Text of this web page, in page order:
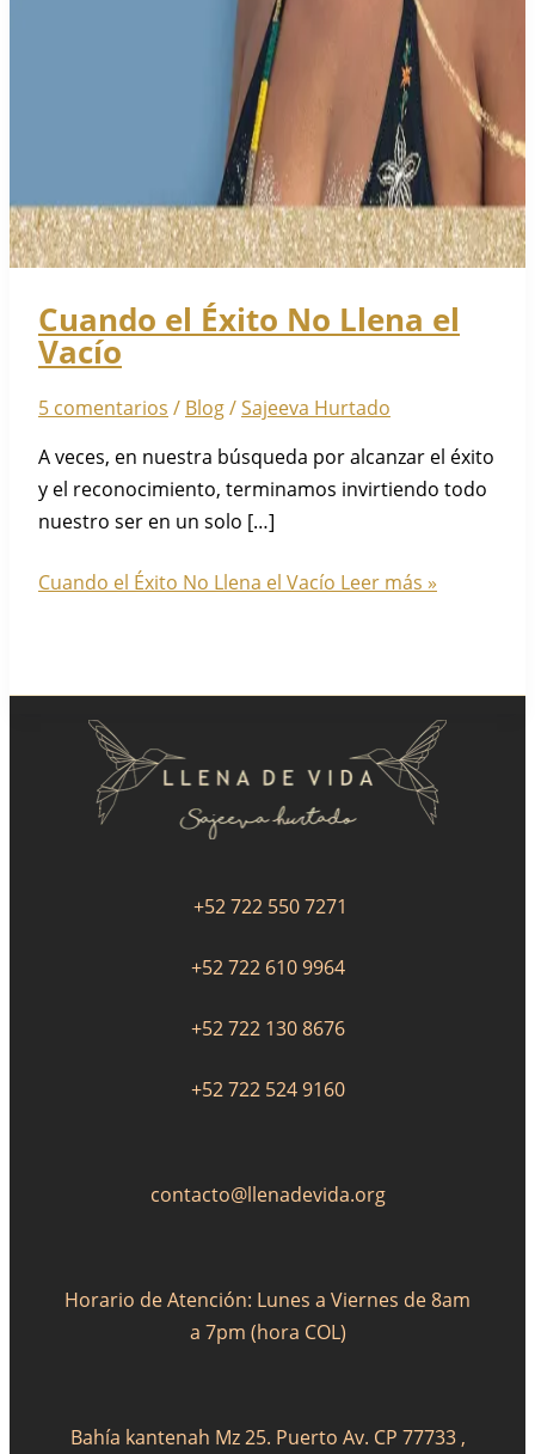
Cuando el Éxito No Llena el
Vacío
5 comentarios / Blog/Sajeeva Hurtado
A veces, en nuestra búsqueda por alcanzar el éxito
y el reconocimiento, terminamos invirtiendo todo
nuestro ser en un solo […]
Cuando el Éxito No Llena el Vacío Leer más »
+52 722 550 7271
+52 722 610 9964
+52 722 130 8676
+52 722 524 9160
contacto@llenadevida.org
Horario de Atención: Lunes a Viernes de 8am
a 7pm (hora COL)
Bahía kantenah Mz 25. Puerto Av. CP 77733 ,